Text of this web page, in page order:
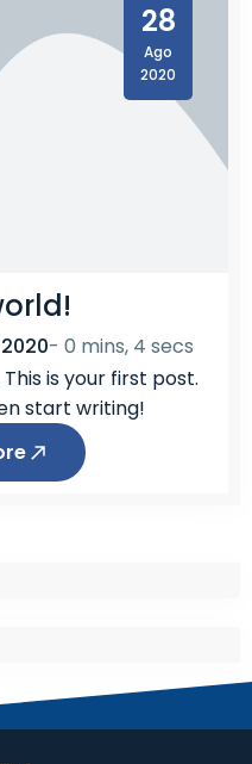
28
Ago
2020
- 0 mins, 4 secs
is your first post.
start writing!